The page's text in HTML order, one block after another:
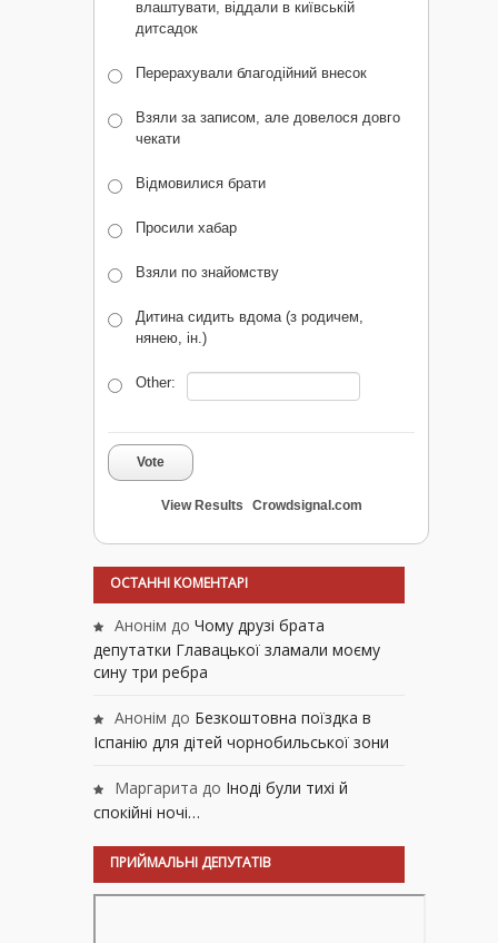
влаштувати, віддали в київській
дитсадок
Перерахували благодійний внесок
Взяли за записом, але довелося довго
чекати
Відмовилися брати
Просили хабар
Взяли по знайомству
Дитина сидить вдома (з родичем,
нянею, ін.)
Other:
Vote
View Results Crowdsignal.com
ОСТАННІ КОМЕНТАРІ
Анонім до Чому друзі брата
депутатки Главацької зламали моєму
сину три ребра
Анонім до Безкоштовна поїздка в
Іспанію для дітей чорнобильської зони
Маргарита до Іноді були тихі й
спокійні ночі…
ПРИЙМАЛЬНІ ДЕПУТАТІВ